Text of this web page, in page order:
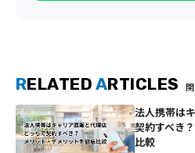
RELATED ARTICLES
法人携帯は
契約すべき
比較